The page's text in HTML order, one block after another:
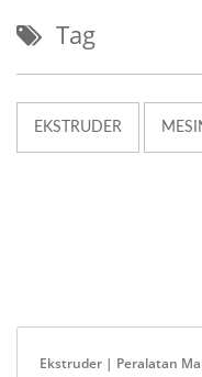
Tag
EKSTRUDER
Ekstruder | Peralatan